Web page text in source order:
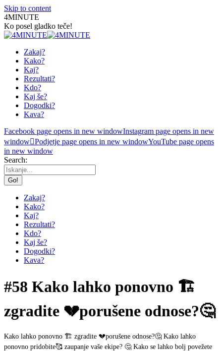
Skip to content
4MINUTE
Ko posel gladko teče!
Zakaj?
Kako?
Kaj?
Rezultati?
Kdo?
Kaj še?
Dogodki?
Kava?
Facebook page opens in new windowInstagram page opens in new
window Podjetje page opens in new windowYouTube page opens
in new window
Search:
Zakaj?
Kako?
Kaj?
Rezultati?
Kdo?
Kaj še?
Dogodki?
Kava?
#58 Kako lahko ponovno 🏗️
zgradite 💔porušene odnose?🤔
Kako lahko ponovno 🏗️ zgradite 💔porušene odnose?🤔 Kako lahko
ponovno pridobite🥰 zaupanje vaše ekipe? 🤔 Kako se lahko bolj povežete